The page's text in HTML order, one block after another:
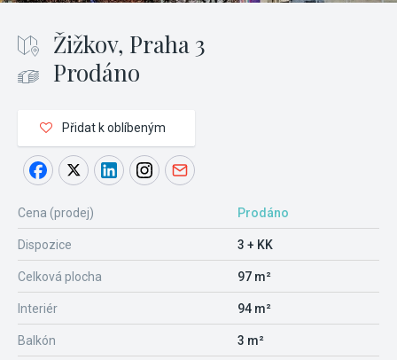
Žižkov, Praha 3
Prodáno
Přidat k oblíbeným
Cena (prodej) Prodáno
Dispozice 3 + KK
Celková plocha 97 m²
Interiér 94 m²
Balkón 3 m²